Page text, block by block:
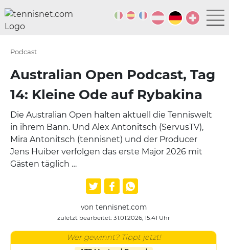
Podcast
Australian Open Podcast, Tag
14: Kleine Ode auf Rybakina
Die Australian Open halten aktuell die Tenniswelt
in ihrem Bann. Und Alex Antonitsch (ServusTV),
Mira Antonitsch (tennisnet) und der Producer
Jens Huiber verfolgen das erste Major 2026 mit
Gästen täglich …
von tennisnet.com
zuletzt bearbeitet: 31.01.2026, 15:41 Uhr
Wer gewinnt? Tippt jetzt!